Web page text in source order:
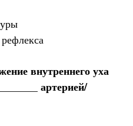
внутреннего уха
артерией/